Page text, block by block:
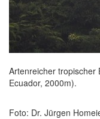
Artenreicher tropischer
Ecuador, 2000m).
Foto: Dr. Jürgen